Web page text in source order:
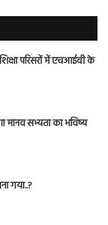
परिसरों में एचआईवी के
मानव सभ्यता का भविष्य
गया..?